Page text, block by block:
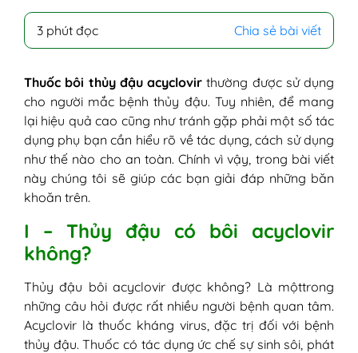
II - Cách sử dụng thuốc bôi thủy đậu
III - Lưu ý khi dùng liều acyclovir điều trị
thủy đậu
3 phút đọc Chia sẻ bài viết
Thuốc bôi thủy đậu acyclovir thường được sử dụng
cho người mắc bệnh thủy đậu. Tuy nhiên, để mang
lại hiệu quả cao cũng như tránh gặp phải một số tác
dụng phụ bạn cần hiểu rõ về tác dụng, cách sử dụng
như thế nào cho an toàn. Chính vì vậy, trong bài viết
này chúng tôi sẽ giúp các bạn giải đáp những băn
khoăn trên.
I – Thủy đậu có bôi acyclovir
không?
Thủy đậu bôi acyclovir được không? Là mộttrong
những câu hỏi được rất nhiều người bệnh quan tâm.
Acyclovir là thuốc kháng virus, đặc trị đối với bệnh
thủy đậu. Thuốc có tác dụng ức chế sự sinh sôi, phát